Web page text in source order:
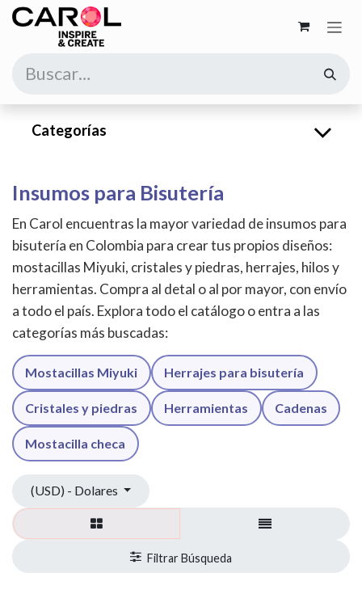
Ir al contenido
Categorías
Insumos para Bisutería
En Carol encuentras la mayor variedad de insumos para
bisutería en Colombia para crear tus propios diseños:
mostacillas Miyuki, cristales y piedras, herrajes, hilos y
herramientas. Compra al detal o al por mayor, con envío
a todo el país. Explora todo el catálogo o entra a las
categorías más buscadas:
Mostacillas Miyuki Herrajes para bisutería
Cristales y piedras Herramientas Cadenas
Mostacilla checa
(USD) - Dolares